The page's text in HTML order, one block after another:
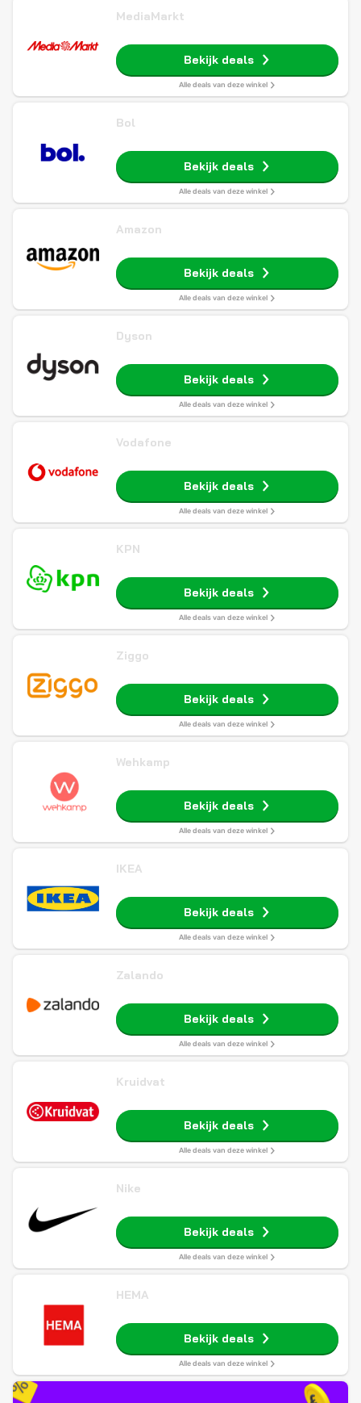
MediaMarkt
Bekijk deals
Alle deals van deze winkel
Bol
Bekijk deals
Alle deals van deze winkel
Amazon
Bekijk deals
Alle deals van deze winkel
Dyson
Bekijk deals
Alle deals van deze winkel
Vodafone
Bekijk deals
Alle deals van deze winkel
KPN
Bekijk deals
Alle deals van deze winkel
Ziggo
Bekijk deals
Alle deals van deze winkel
Wehkamp
Bekijk deals
Alle deals van deze winkel
IKEA
Bekijk deals
Alle deals van deze winkel
Zalando
Bekijk deals
Alle deals van deze winkel
Kruidvat
Bekijk deals
Alle deals van deze winkel
Nike
Bekijk deals
Alle deals van deze winkel
HEMA
Bekijk deals
Alle deals van deze winkel